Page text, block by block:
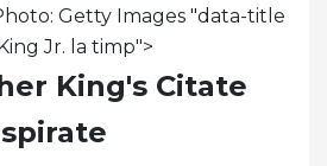
Getty Images "data-title
Jr. la timp">
King's Citate